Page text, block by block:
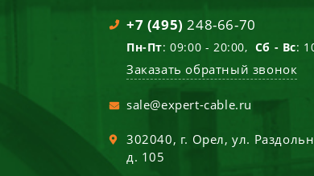
+7 (495) 248-66-70
Пн-Пт: 09:00 - 20:00, Сб - Вс:
Заказать обратный звонок
sale@expert-cable.ru
302040, г. Орел,ул.
д. 105